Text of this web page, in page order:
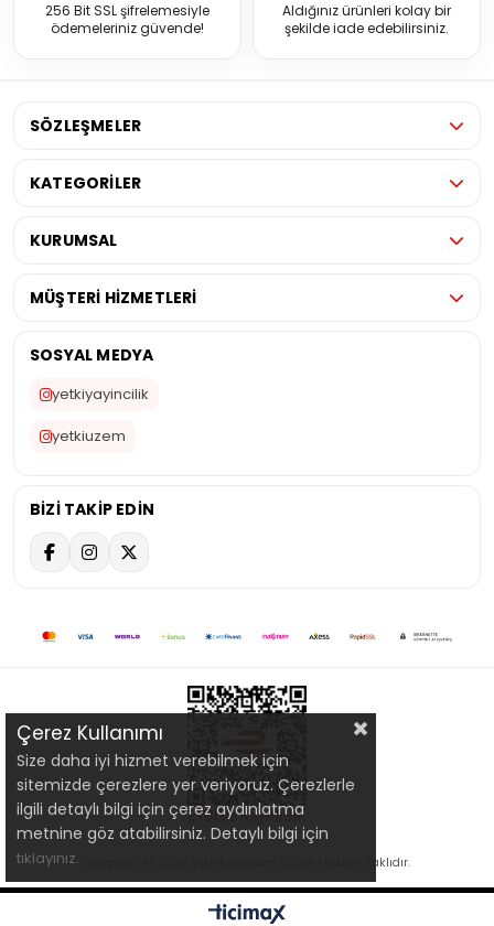
256 Bit SSL şifrelemesiyle
ödemeleriniz güvende!
Aldığınız ürünleri kolay bir
şekilde iade edebilirsiniz.
SÖZLEŞMELER
KATEGORİLER
KURUMSAL
MÜŞTERİ HİZMETLERİ
SOSYAL MEDYA
yetkiyayincilik
yetkiuzem
BİZİ TAKİP EDİN
Copyright © 2020 yetkikitap.com Bütün Hakları Saklıdır.
Çerez Kullanımı
Size daha iyi hizmet verebilmek için
sitemizde çerezlere yer veriyoruz. Çerezlerle
ilgili detaylı bilgi için çerez aydınlatma
metnine göz atabilirsiniz. Detaylı bilgi için
tıklayınız.